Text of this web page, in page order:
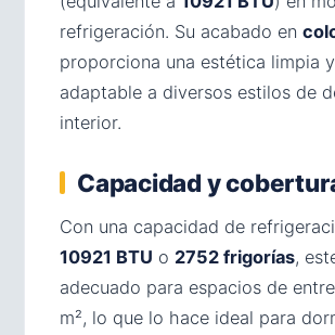
refrigeración. Su acabado en
proporciona una estética limpia
adaptable a diversos estilos de
interior.
Capacidad y
Con una capacidad de
10921 BTU o 2752 frigorías,
adecuado para espacios de
m², lo que lo hace ideal para